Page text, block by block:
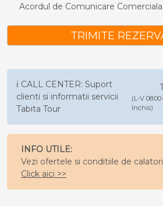
Acordul de Comunicare Comerciala.
TRIMITE
ℹ️ CALL CENTER: Suport
clienti si informatii servicii
Tabita Tour
(L-V
Inchis)
INFO UTILE:
Vezi ofertele si conditiile de
Click aici >>